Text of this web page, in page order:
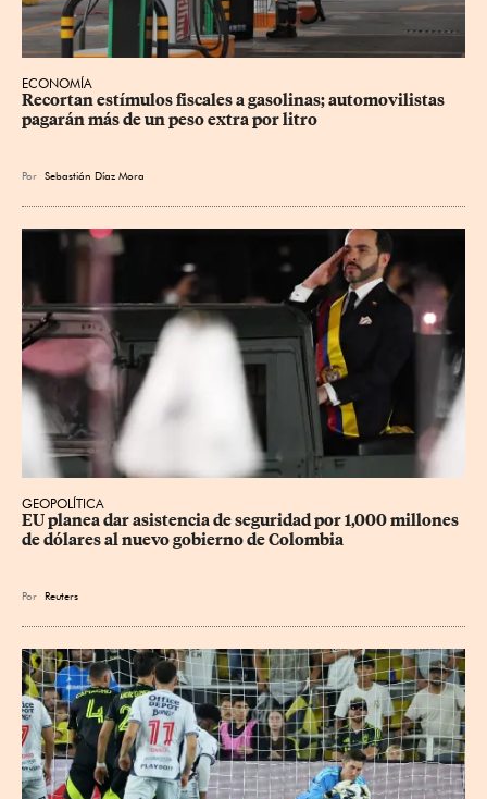
ECONOMÍA
Recortan estímulos fiscales a gasolinas; automovilistas
pagarán más de un peso extra por litro
Por Sebastián Díaz Mora
GEOPOLÍTICA
EU planea dar asistencia de seguridad por 1,000 millones
de dólares al nuevo gobierno de Colombia
Por Reuters